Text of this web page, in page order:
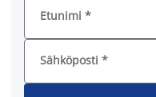
Etunimi *
Sähköposti *